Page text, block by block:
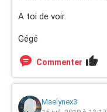
A toi de voir.
Gégé
Commenter
Maelynex3